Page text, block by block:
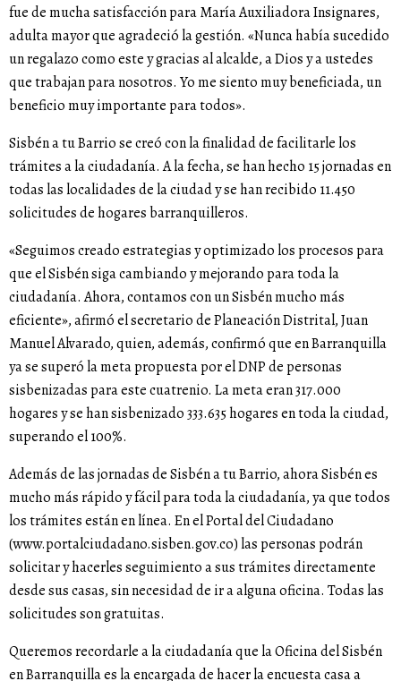
fue de mucha satisfacción para María Auxiliadora Insignares,
adulta mayor que agradeció la gestión. «Nunca había sucedido
un regalazo como este y gracias al alcalde, a Dios y a ustedes
que trabajan para nosotros. Yo me siento muy beneficiada, un
beneficio muy importante para todos».
Sisbén a tu Barrio se creó con la finalidad de facilitarle los
trámites a la ciudadanía. A la fecha, se han hecho 15 jornadas en
todas las localidades de la ciudad y se han recibido 11.450
solicitudes de hogares barranquilleros.
«Seguimos creado estrategias y optimizado los procesos para
que el Sisbén siga cambiando y mejorando para toda la
ciudadanía. Ahora, contamos con un Sisbén mucho más
eficiente», afirmó el secretario de Planeación Distrital, Juan
Manuel Alvarado, quien, además, confirmó que en Barranquilla
ya se superó la meta propuesta por el DNP de personas
sisbenizadas para este cuatrenio. La meta eran 317.000
hogares y se han sisbenizado 333.635 hogares en toda la ciudad,
superando el 100%.
Además de las jornadas de Sisbén a tu Barrio, ahora Sisbén es
mucho más rápido y fácil para toda la ciudadanía, ya que todos
los trámites están en línea. En el Portal del Ciudadano
(www.portalciudadano.sisben.gov.co) las personas podrán
solicitar y hacerles seguimiento a sus trámites directamente
desde sus casas, sin necesidad de ir a alguna oficina. Todas las
solicitudes son gratuitas.
Queremos recordarle a la ciudadanía que la Oficina del Sisbén
en Barranquilla es la encargada de hacer la encuesta casa a